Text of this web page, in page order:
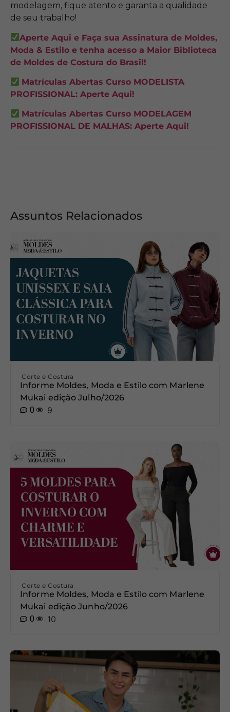
modelagem, fique atento e garanta a qualidade
de seu trabalho!
Aperte Aqui e Faça sua Assinatura de Moldes,
Moda & Estilo e tenha acesso a Maior Biblioteca
de Moldes de Costura do Brasil!
Matrículas Abertas Curso MODELISTA
PROFISSIONAL: Aperte Aqui!
Matrículas Abertas Curso MODELAGEM
PROFISSIONAL DE MALHAS: Aperte Aqui!
Assuntos Relacionados
Corte e Costura
Informe Moldes, Moda e Estilo com Marlene
Mukai edição Julho/2026
0
9
Corte e Costura
Informe Moldes, Moda e Estilo com Marlene
Mukai edição Junho/2026
0
10